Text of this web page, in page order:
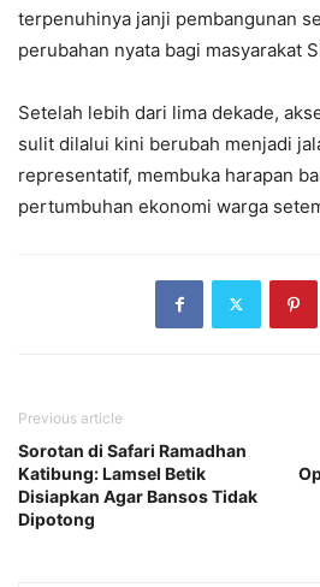
terpenuhinya janji pembangunan
perubahan nyata bagi masyarakat
Setelah lebih dari lima dekade,
sulit dilalui kini berubah menjadi
representatif, membuka harapan
pertumbuhan ekonomi warga
Previous article
Sorotan di Safari Ramadhan
Katibung: Lamsel Betik
Disiapkan Agar Bansos Tidak
Dipotong